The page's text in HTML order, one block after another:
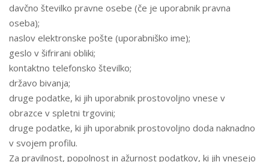
davčno številko pravne osebe (če je uporabnik pravna
oseba);
naslov elektronske pošte (uporabniško ime);
geslo v šifrirani obliki;
kontaktno telefonsko številko;
državo bivanja;
druge podatke, ki jih uporabnik prostovoljno vnese v
obrazce v spletni trgovini;
druge podatke, ki jih uporabnik prostovoljno doda naknadno
v svojem profilu.
Za pravilnost, popolnost in ažurnost podatkov, ki jih vnesejo